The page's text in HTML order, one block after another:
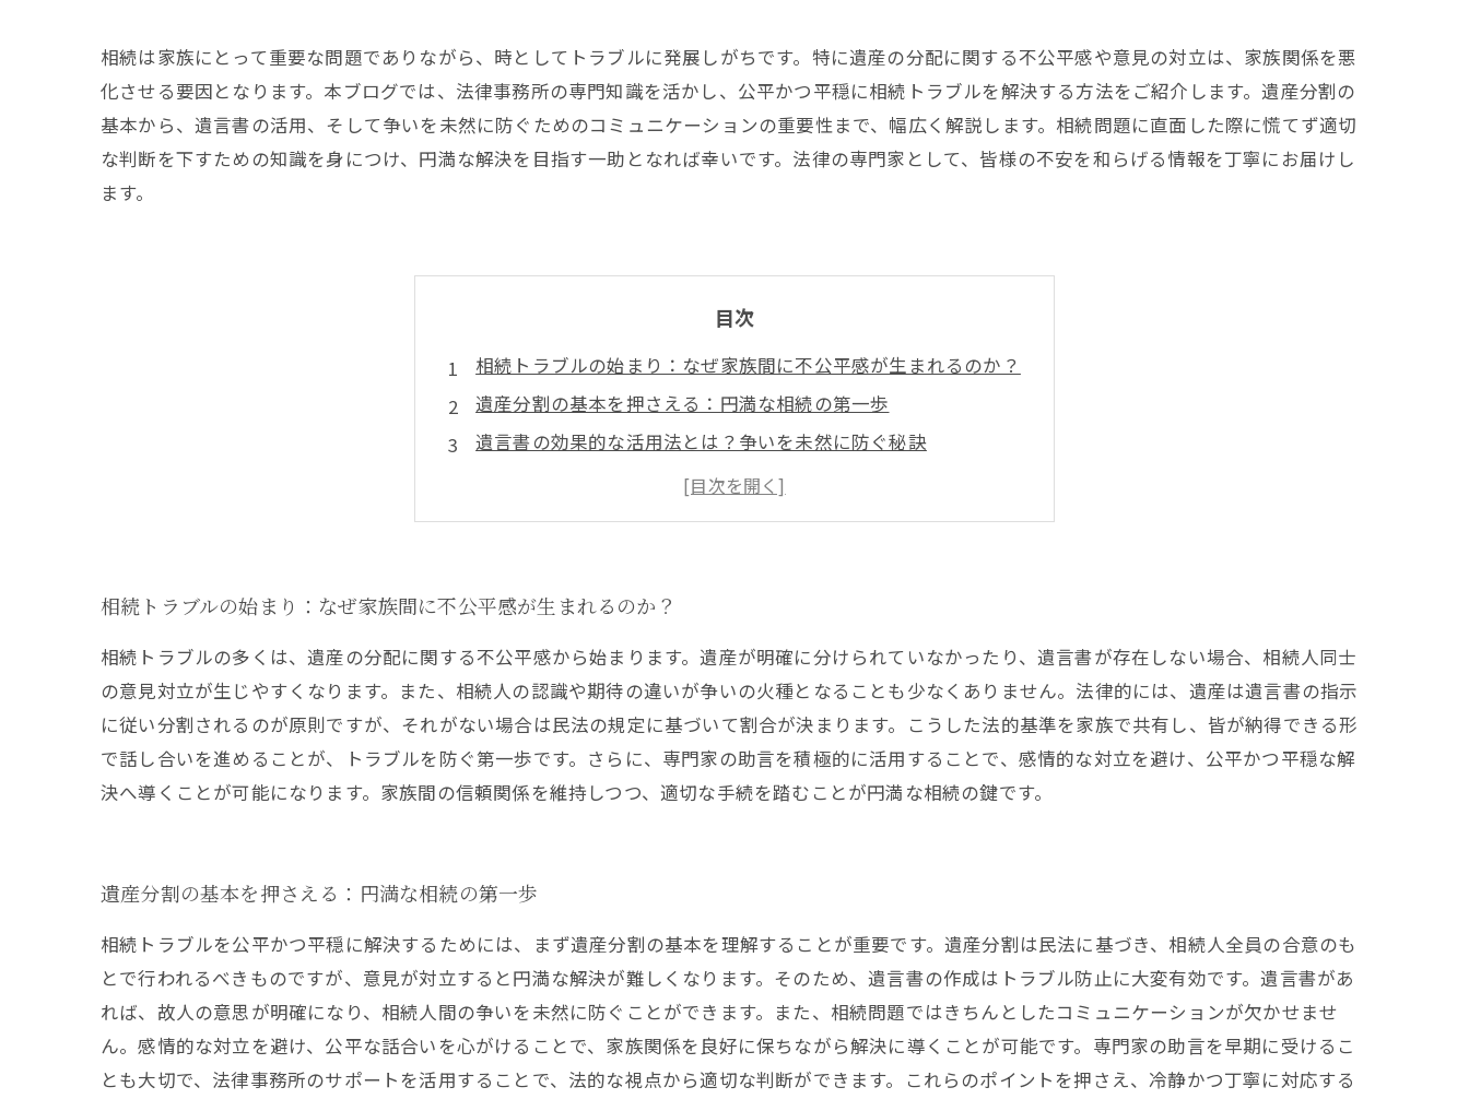
相続は家族にとって重要な問題でありながら、時としてトラブルに発展しがちです。特に遺産の分配に関する不公平感や意見の対立は、家族関係を悪
化させる要因となります。本ブログでは、法律事務所の専門知識を活かし、公平かつ平穏に相続トラブルを解決する方法をご紹介します。遺産分割の
基本から、遺言書の活用、そして争いを未然に防ぐためのコミュニケーションの重要性まで、幅広く解説します。相続問題に直面した際に慌てず適切
な判断を下すための知識を身につけ、円満な解決を目指す一助となれば幸いです。法律の専門家として、皆様の不安を和らげる情報を丁寧にお届けし
ます。
目次
相続トラブルの始まり：なぜ家族間に不公平感が生まれるのか？
遺産分割の基本を押さえる：円満な相続の第一歩
遺言書の効果的な活用法とは？争いを未然に防ぐ秘訣
コミュニケーション不足が招くトラブルの核心とその解決策
専門家の力で公平かつ平穏な相続を実現する方法
円満相続への道：争いを避けるための最後の確認事項
相続トラブルの始まり：なぜ家族間に不公平感が生まれるのか？
相続トラブルの多くは、遺産の分配に関する不公平感から始まります。遺産が明確に分けられていなかったり、遺言書が存在しない場合、相続人同士
の意見対立が生じやすくなります。また、相続人の認識や期待の違いが争いの火種となることも少なくありません。法律的には、遺産は遺言書の指示
に従い分割されるのが原則ですが、それがない場合は民法の規定に基づいて割合が決まります。こうした法的基準を家族で共有し、皆が納得できる形
で話し合いを進めることが、トラブルを防ぐ第一歩です。さらに、専門家の助言を積極的に活用することで、感情的な対立を避け、公平かつ平穏な解
決へ導くことが可能になります。家族間の信頼関係を維持しつつ、適切な手続を踏むことが円満な相続の鍵です。
遺産分割の基本を押さえる：円満な相続の第一歩
相続トラブルを公平かつ平穏に解決するためには、まず遺産分割の基本を理解することが重要です。遺産分割は民法に基づき、相続人全員の合意のも
とで行われるべきものですが、意見が対立すると円満な解決が難しくなります。そのため、遺言書の作成はトラブル防止に大変有効です。遺言書があ
れば、故人の意思が明確になり、相続人間の争いを未然に防ぐことができます。また、相続問題ではきちんとしたコミュニケーションが欠かせませ
ん。感情的な対立を避け、公平な話合いを心がけることで、家族関係を良好に保ちながら解決に導くことが可能です。専門家の助言を早期に受けるこ
とも大切で、法律事務所のサポートを活用することで、法的な視点から適切な判断ができます。これらのポイントを押さえ、冷静かつ丁寧に対応する